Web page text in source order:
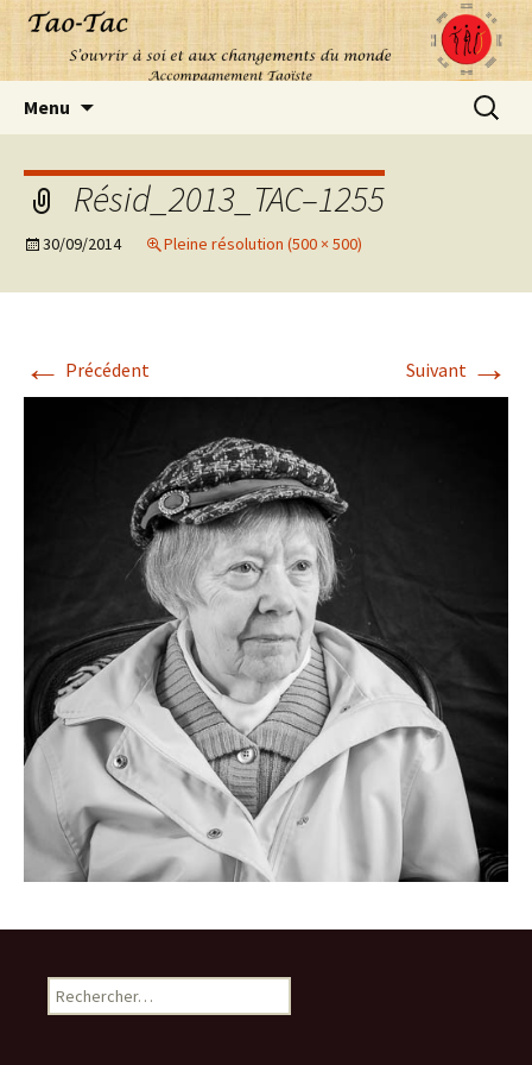
Menu
Résid_2013_TAC–1255
30/09/2014 Pleine résolution (500 × 500)
← Précédent Suivant →
Rechercher :